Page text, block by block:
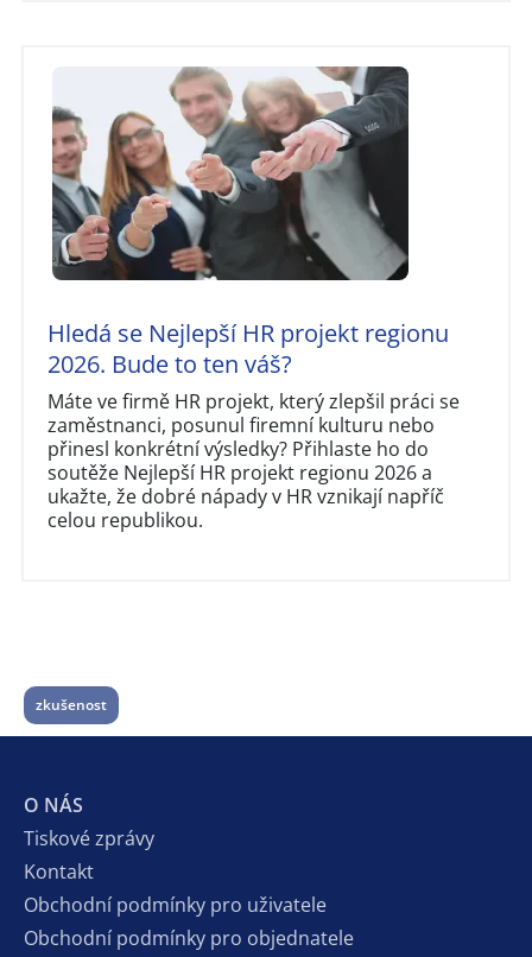
Hledá se Nejlepší HR projekt regionu
2026. Bude to ten váš?
Máte ve firmě HR projekt, který zlepšil práci se
zaměstnanci, posunul firemní kulturu nebo
přinesl konkrétní výsledky? Přihlaste ho do
soutěže Nejlepší HR projekt regionu 2026 a
ukažte, že dobré nápady v HR vznikají napříč
celou republikou.
zkušenost
O NÁS
Tiskové zprávy
Kontakt
Obchodní podmínky pro uživatele
Obchodní podmínky pro objednatele